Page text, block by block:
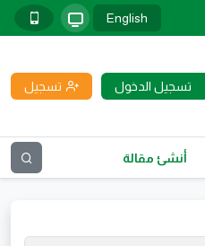
English
تسجيل الدخول تسجيل
أنشئ مقالة